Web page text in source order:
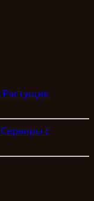
Растущие
Серверы с